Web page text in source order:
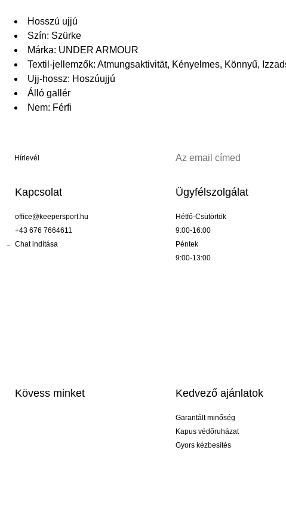
Hosszú ujjú
Szín: Szürke
Márka: UNDER ARMOUR
Textil-jellemzők: Atmungsaktivität, Kényelmes, Könnyű,
Ujj-hossz: Hoszúujjú
Álló gallér
Nem: Férfi
Hírlevél
Kapcsolat
office@keepersport.hu
+43 676 7664611
Chat indítása
Ügyfélszolgálat
Hétfő-Csütörtök
9:00-16:00
Péntek
9:00-13:00
Kövess minket Kedvező ajánlatok
Garantált minőség
Kapus védőruházat
Gyors kézbesítés